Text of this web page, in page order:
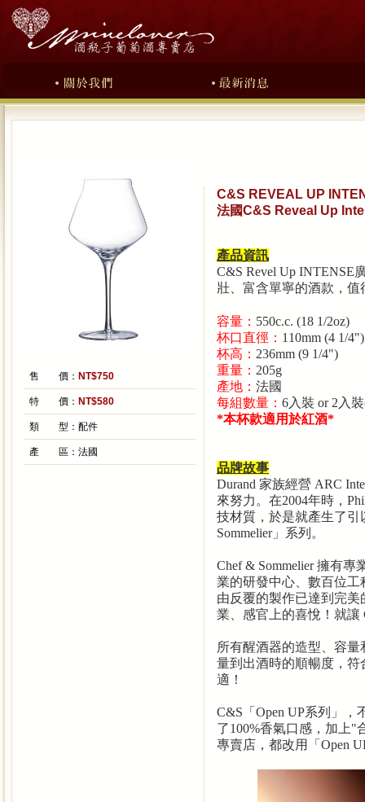
售 價： NT$750
特 價： NT$580
類 型： 配件
產 區： 法國
C&S REVEAL UP
法國C&S Reveal Up
產品資訊
C&S Revel Up INTENSE
壯、富含單寧的酒款，
容量： 550c.c. (18 1/2oz)
杯口直徑： 110mm (4 1/4")
杯高： 236mm (9 1/4")
重量： 205g
產地： 法國
每組數量： 6入裝 or 2 入裝
*本杯款適用於紅酒*
品牌故事
Durand 家族經營 ARC
來努力。在2004年時，
技材質，於是就產生了
Sommelier」系列。
Chef & Sommelier擁有專
業的研發中心、數百位
由反覆的製作已達到完
業、感官上的喜悅！就讓
所有醒酒器的造型、容
量到出酒時的順暢度，
適！
C&S 「 Open UP系列」，
了100%香氣口感，加上"
專賣店，都改用「 Open